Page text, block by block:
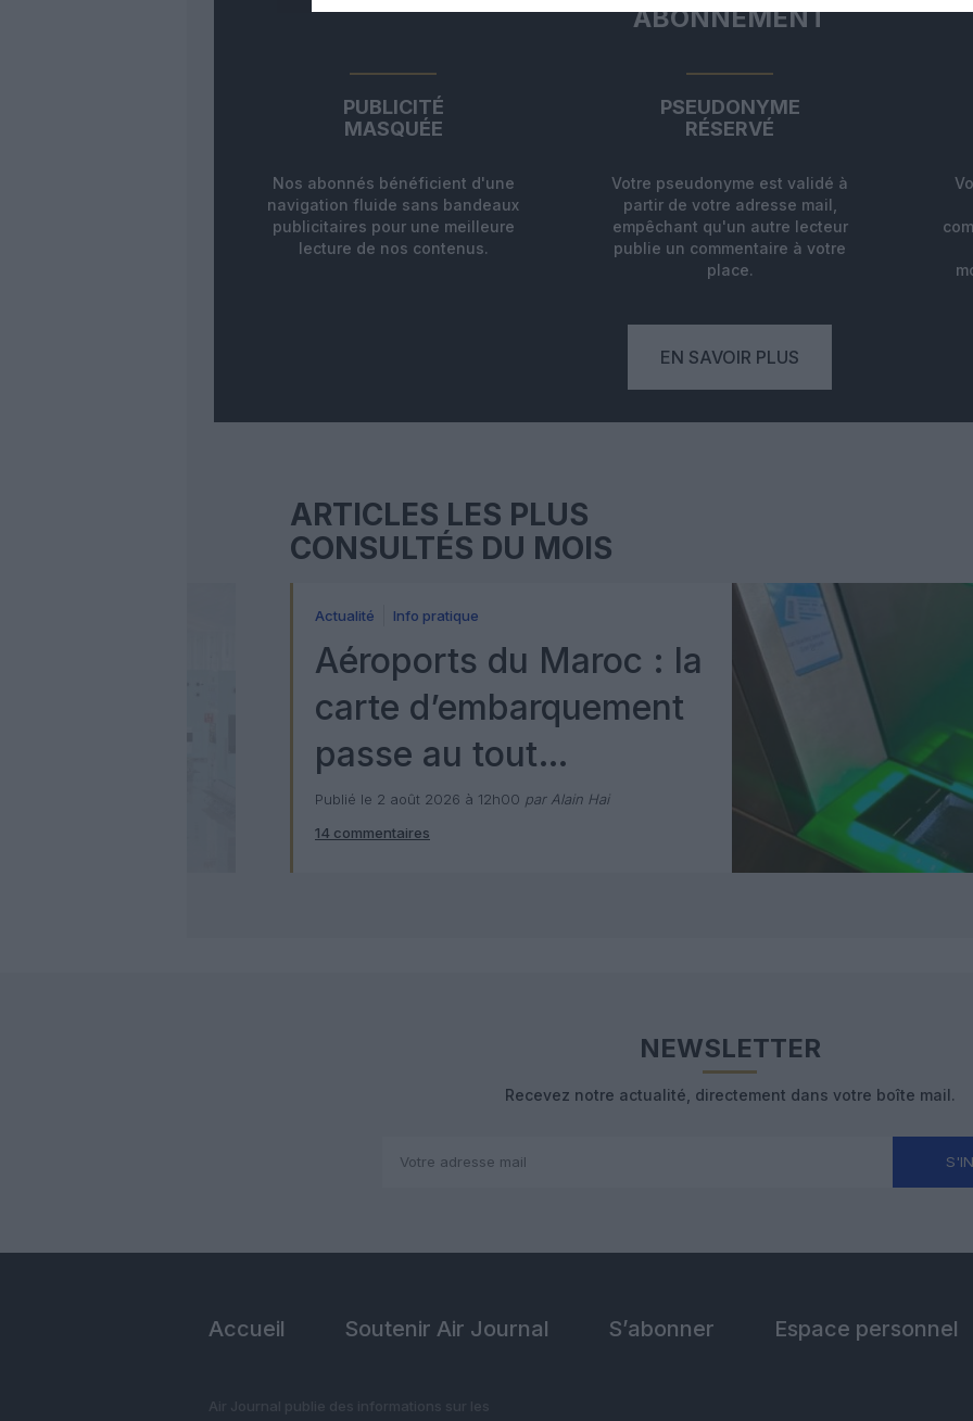
ABONNEMENT
PUBLICITÉ
MASQUÉE
Nos abonnés bénéficient d'une
navigation fluide sans bandeaux
publicitaires pour une meilleure
lecture de nos contenus.
PSEUDONYME
RÉSERVÉ
Votre pseudonyme est validé à
partir de votre adresse mail,
empêchant qu'un autre lecteur
publie un commentaire à votre
place.
EN SAVOIR PLUS
ARTICLES LES PLUS
CONSULTÉS DU MOIS
Actualité Info pratique
Aéroports du Maroc : la
carte d’embarquement
passe au tout
numérique avec Pax
Check
Publié le 2 août 2026 à 12h00 par Alain Hai
14 commentaires
NEWSLETTER
Recevez notre actualité, directement dans votre boîte mail.
Accueil Soutenir Air Journal S’abonner Espace personnel